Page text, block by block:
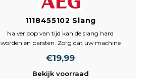
1118455102 Slang
Circulatiepomp, zeefhuis
Na verloop van tijd kan de slang hard
worden en barsten. Zorg dat uw machine
indien nodig.
€19,99
Bekijk voorraad